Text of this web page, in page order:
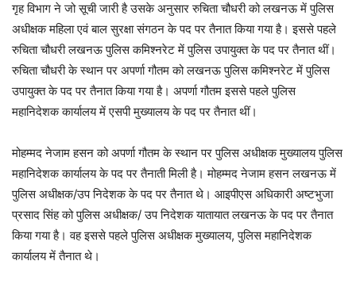
गृह विभाग ने जो सूची जारी है उसके अनुसार रुचिता चौधरी को लखनऊ में पुलिस
अधीक्षक महिला एवं बाल सुरक्षा संगठन के पद पर तैनात किया गया है। इससे पहले
रुचिता चौधरी लखनऊ पुलिस कमिश्नरेट में पुलिस उपायुक्त के पद पर तैनात थीं।
रुचिता चौधरी के स्थान पर अपर्णा गौतम को लखनऊ पुलिस कमिश्नरेट में पुलिस
उपायुक्त के पद पर तैनात किया गया है। अपर्णा गौतम इससे पहले पुलिस
महानिदेशक कार्यालय में एसपी मुख्यालय के पद पर तैनात थीं।
मोहम्मद नेजाम हसन को अपर्णा गौतम के स्थान पर पुलिस अधीक्षक मुख्यालय पुलिस
महानिदेशक कार्यालय के पद पर तैनाती मिली है। मोहम्मद नेजाम हसन लखनऊ में
पुलिस अधीक्षक/उप निदेशक के पद पर तैनात थे। आइपीएस अधिकारी अष्टभुजा
प्रसाद सिंह को पुलिस अधीक्षक/ उप निदेशक यातायात लखनऊ के पद पर तैनात
किया गया है। वह इससे पहले पुलिस अधीक्षक मुख्यालय, पुलिस महानिदेशक
कार्यालय में तैनात थे।